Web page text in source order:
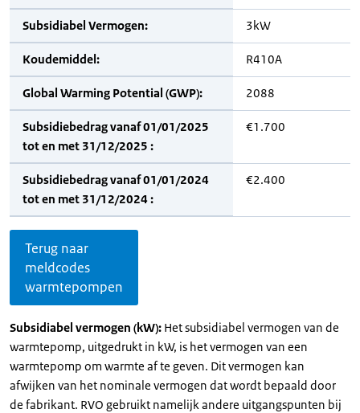
Subsidiabel Vermogen: 3kW
Koudemiddel: R410A
Global Warming Potential (GWP): 2088
Subsidiebedrag vanaf 01/01/2025
tot en met 31/12/2025 :
€1.700
Subsidiebedrag vanaf 01/01/2024
tot en met 31/12/2024 :
€2.400
Terug naar
meldcodes
warmtepompen
Subsidiabel vermogen (kW): Het subsidiabel vermogen van de
warmtepomp, uitgedrukt in kW, is het vermogen van een
warmtepomp om warmte af te geven. Dit vermogen kan
afwijken van het nominale vermogen dat wordt bepaald door
de fabrikant. RVO gebruikt namelijk andere uitgangspunten bij